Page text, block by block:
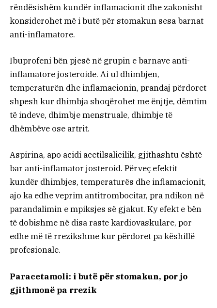
rëndësishëm kundër inflamacionit dhe zakonisht
konsiderohet më i butë për stomakun sesa barnat
anti-inflamatore.
Ibuprofeni bën pjesë në grupin e barnave anti-
inflamatore josteroide. Ai ul dhimbjen,
temperaturën dhe inflamacionin, prandaj përdoret
shpesh kur dhimbja shoqërohet me ënjtje, dëmtim
të indeve, dhimbje menstruale, dhimbje të
dhëmbëve ose artrit.
Aspirina, apo acidi acetilsalicilik, gjithashtu është
bar anti-inflamator josteroid. Përveç efektit
kundër dhimbjes, temperaturës dhe inflamacionit,
ajo ka edhe veprim antitrombocitar, pra ndikon në
parandalimin e mpiksjes së gjakut. Ky efekt e bën
të dobishme në disa raste kardiovaskulare, por
edhe më të rrezikshme kur përdoret pa këshillë
profesionale.
Paracetamoli: i butë për stomakun, por jo
gjithmonë pa rrezik